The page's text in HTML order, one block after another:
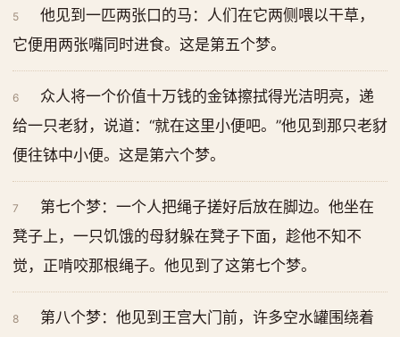
5
他见到一匹两张口的马：人们在它两侧喂以干草，
它便用两张嘴同时进食。这是第五个梦。
6
众人将一个价值十万钱的金钵擦拭得光洁明亮，递
给一只老豺，说道：“就在这里小便吧。”他见到那只老豺
便往钵中小便。这是第六个梦。
7
第七个梦：一个人把绳子搓好后放在脚边。他坐在
凳子上，一只饥饿的母豺躲在凳子下面，趁他不知不
觉，正啃咬那根绳子。他见到了这第七个梦。
8
第八个梦：他见到王宫大门前，许多空水罐围绕着